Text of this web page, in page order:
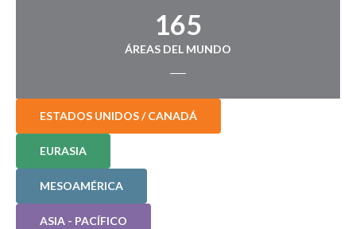
165
ÁREAS DEL MUNDO
ESTADOS UNIDOS / CANADÁ
EURASIA
MESOAMÉRICA
ASIA - PACÍFICO